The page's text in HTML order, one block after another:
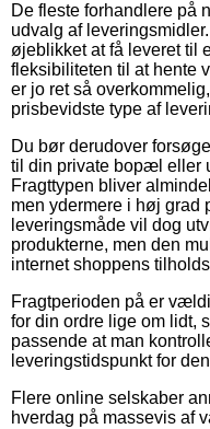
De fleste forhandlere på
udvalg af
øjeblikket at få leveret til
fleksibiliteten til at hente
er jo ret så
prisbevidste type af
Du bør derudover
til din private bopæl eller
Fragttypen bliver
men ydermere i høj grad
leveringsmåde vil dog
produkterne, men den
internet shoppens
Fragtperioden på er
for din ordre lige om lidt,
passende at man
leveringstidspunkt for
Flere online selskaber
hverdag på massevis af